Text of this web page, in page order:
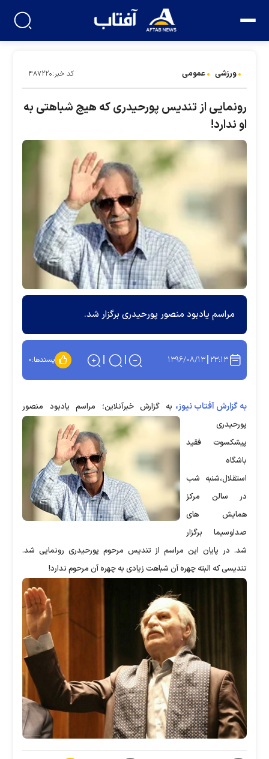
ورزشی عمومی کد خبر:۴۸۷۲۲۰
رونمایی از تندیس پورحیدری که هیچ شباهتی به
او ندارد!
مراسم یادبود منصور پورحیدری برگزار شد.
۲۳:۱۳ ۱۳۹۶/۰۸/۱۳ پسندها:۰
به گزارش آفتاب نیوز، به گزارش خبرآنلاین؛ مراسم یادبود منصور
پورحیدری
پیشکسوت فقید
باشگاه
استقلال،شنبه شب
در سالن مرکز
همایش های
صداوسیما برگزار
شد. در پایان این مراسم از تندیس مرحوم پورحیدری رونمایی شد.
تندیسی که البته چهره آن شباهت زیادی به چهره آن مرحوم ندارد!